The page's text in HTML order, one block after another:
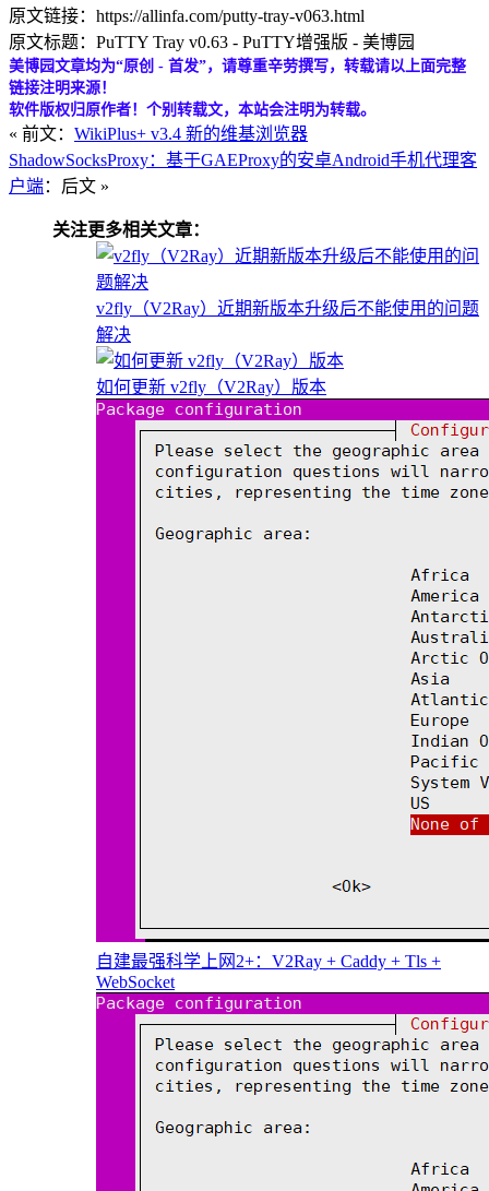
原文链接：https://allinfa.com/putty-tray-v063.html
原文标题：PuTTY Tray v0.63 - PuTTY增强版 - 美博园
美博园文章均为“原创 - 首发”，请尊重辛劳撰写，转载请以上面完整
链接注明来源！
软件版权归原作者！个别转载文，本站会注明为转载。
« 前文： WikiPlus+ v3.4 新的维基浏览器
ShadowSocksProxy：基于GAEProxy的安卓Android手机代理客
户端：后文 »
关注更多相关文章：
v2fly（V2Ray）近期新版本升级后不能使用的问题
解决
如何更新 v2fly（V2Ray）版本
自建最强科学上网2+：V2Ray + Caddy + Tls +
WebSocket